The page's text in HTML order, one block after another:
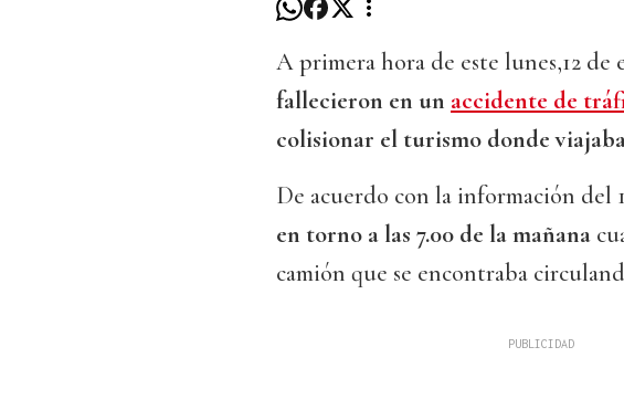
A primera hora de este lunes,12 de
fallecieron en un accidente de
colisionar el turismo donde
De acuerdo con la información del
en torno a las 7.00 de la mañana
camión que se encontraba